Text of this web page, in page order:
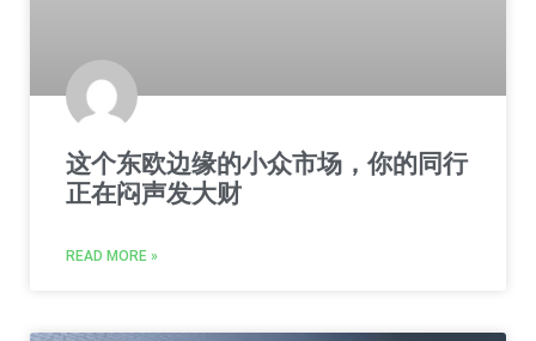
这个东欧边缘的小众市场，你的同行
正在闷声发大财
READ MORE »